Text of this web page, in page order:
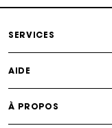
SERVICES
AIDE
À PROPOS